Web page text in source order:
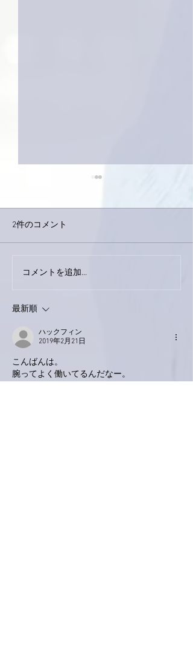
下駄箱がスッキリ〜。
2件のコメント
コメントを追加…
最新順
ハックフィン
2019年2月21日
こんばんは。
腕ってよく働いてるんだなー。